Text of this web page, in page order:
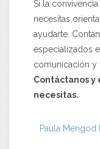
Si la
necesitas
ayudarte.
especializados
comunicación y
Contáctanos y
necesitas.
Paula Mengod